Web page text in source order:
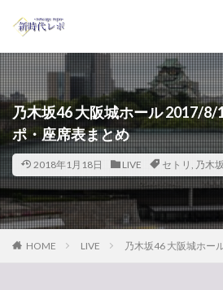
乃木坂46 大阪城ホール 2017/8/
ポ・座席表まとめ
2018年1月18日 LIVE セトリ , 乃木
HOME LIVE 乃木坂46 大阪城ホー